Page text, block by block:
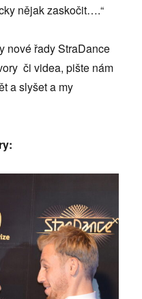
nějak zaskočit….“
nové řady StraDance
či videa, pište nám
a slyšet a my